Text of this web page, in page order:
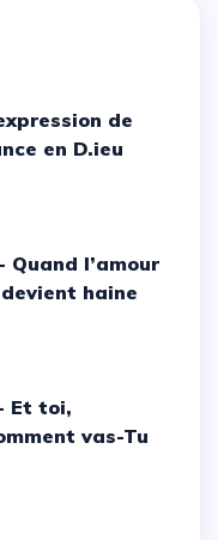
en D.ieu
haine
vas-Tu